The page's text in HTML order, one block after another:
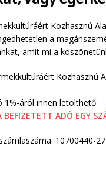
Közhasznú
a
amit mi a
Közhasznú
1%-áról innen letölthető:
ADÓ EGY
10700440-